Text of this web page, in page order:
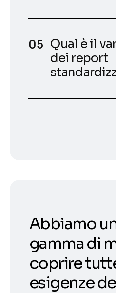
Qual è il
dei report
Abbiamo
gamma di
coprire
esigenze